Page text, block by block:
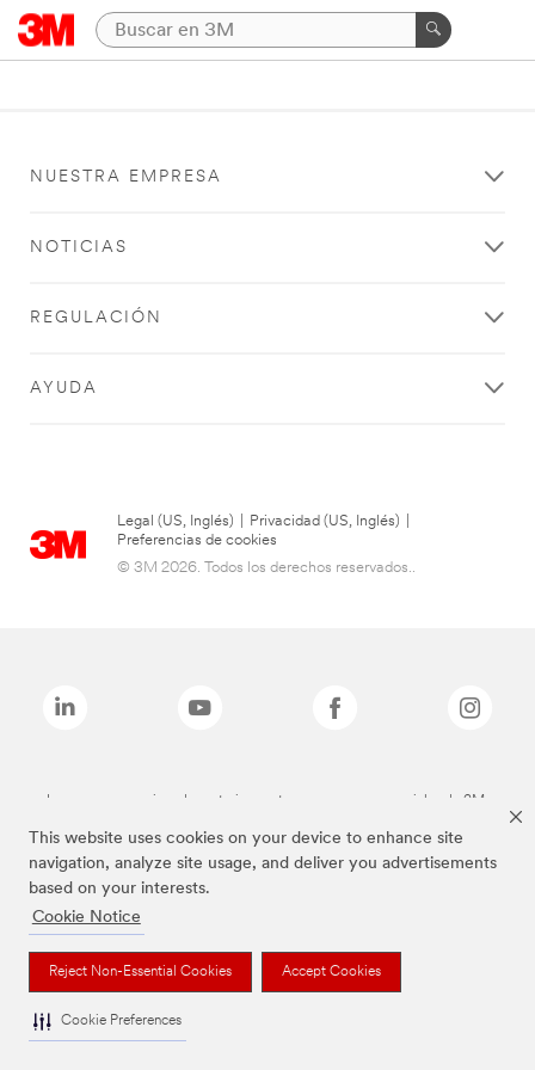
This website uses cookies on your device to enhance site
navigation, analyze site usage, and deliver you advertisements
based on your interests.
Cookie Notice
Reject Non-Essential Cookies Accept Cookies
Cookie Preferences
NUESTRA EMPRESA
NOTICIAS
REGULACIÓN
AYUDA
Legal (US, Inglés) Privacidad (US, Inglés)
Preferencias de cookies
© 3M 2026. Todos los derechos reservados..
Las marcas mencionadas anteriormente son marcas comerciales de 3M.